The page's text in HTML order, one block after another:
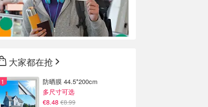
大家都在抢
防晒膜 44.5*200cm
多尺寸可选
€8.48 €8.99